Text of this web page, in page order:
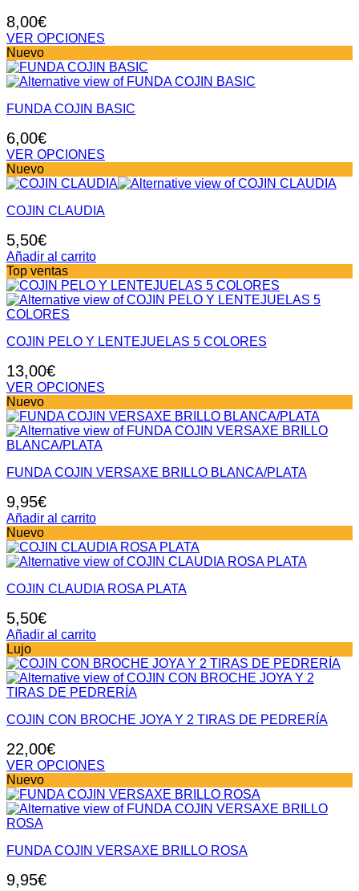
8,00€
VER OPCIONES
Este
producto
tiene
variantes.
opciones
se
pueden
elegir
la
de
producto
Nuevo
FUNDA COJIN BASIC
6,00€
VER OPCIONES
Este
producto
múltiples
Las
opciones
se
pueden
elegir
en
página
producto
Nuevo
COJIN CLAUDIA
5,50€
Añadir al carrito
Top ventas
COJIN PELO Y LENTEJUELAS 5 COLORES
13,00€
VER OPCIONES
Este
producto
tiene
múltiples
Las
se
pueden
elegir
en
la
de
Nuevo
FUNDA COJIN VERSAXE BRILLO BLANCA/PLATA
9,95€
Añadir al carrito
Nuevo
COJIN CLAUDIA ROSA PLATA
5,50€
Añadir al carrito
Lujo
COJIN CON BROCHE JOYA Y 2 TIRAS DE PEDRERÍA
22,00€
VER OPCIONES
Este
producto
tiene
múltiples
Las
se
Nuevo
FUNDA COJIN VERSAXE BRILLO ROSA
9,95€